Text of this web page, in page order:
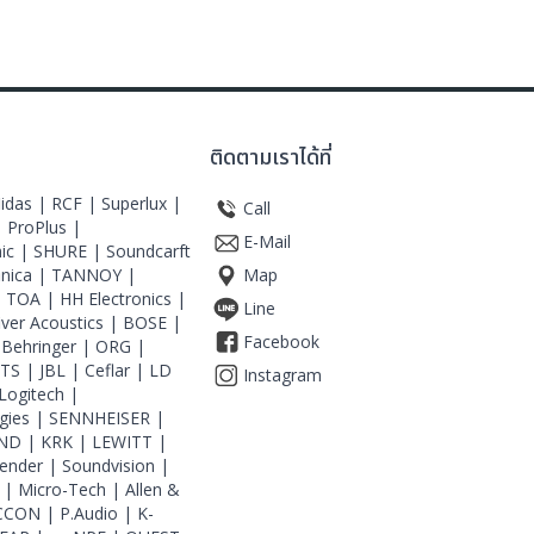
| RCF | Superlux |
ProPlus |
| SHURE | Soundcarft
| TANNOY |
TOA | HH Electronics |
Acoustics | BOSE |
Behringer | ORG |
| JBL | Ceflar | LD
Logitech |
| SENNHEISER |
| KRK | LEWITT |
| Soundvision |
| Micro-Tech | Allen &
| P.Audio | K-
ติดตามเราได้ที่
Call
E-Mail
Map
Line
Facebook
Instagram